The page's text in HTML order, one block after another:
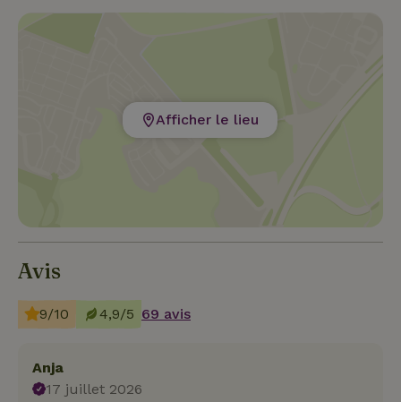
Afficher le lieu
Avis
9/10 4,9/5 69 avis
Anja
17 juillet 2026